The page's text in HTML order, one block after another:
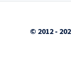
© 2012 -